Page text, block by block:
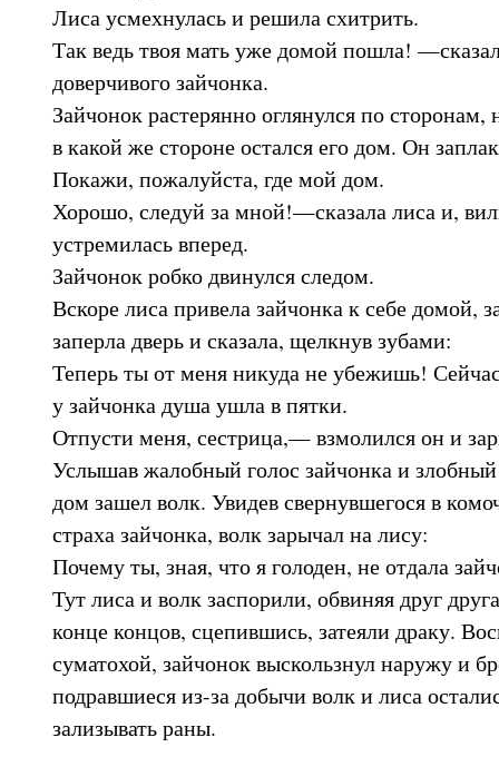
Лиса усмехнулась и решила схитрить.
Так ведь твоя мать уже домой пошла!
доверчивого зайчонка.
Зайчонок растерянно оглянулся по сторонам,
в какой же стороне остался его дом. Он
Покажи, пожалуйста, где мой дом.
Хорошо, следуй за мной!—сказала лиса и,
устремилась вперед.
Зайчонок робко двинулся следом.
Вскоре лиса привела зайчонка к себе домой,
заперла дверь и сказала, щелкнув зубами:
Теперь ты от меня никуда не убежишь!
у зайчонка душа ушла в пятки.
Отпусти меня, сестрица,— взмолился он и
Услышав жалобный голос зайчонка и
дом зашел волк. Увидев свернувшегося в
страха зайчонка, волк зарычал на лису:
Почему ты, зная, что я голоден, не отдала
Тут лиса и волк заспорили, обвиняя друг
конце концов, сцепившись, затеяли драку.
суматохой, зайчонок выскользнул наружу и
подравшиеся из-за добычи волк и лиса
зализывать раны.